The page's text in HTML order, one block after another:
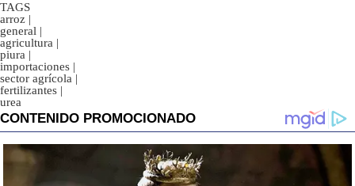
TAGS
arroz |
general |
agricultura |
piura |
importaciones |
sector agrícola |
fertilizantes |
urea